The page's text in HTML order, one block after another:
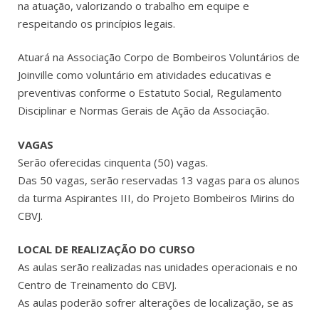
na atuação, valorizando o trabalho em equipe e
respeitando os princípios legais.
Atuará na Associação Corpo de Bombeiros Voluntários de
Joinville como voluntário em atividades educativas e
preventivas conforme o Estatuto Social, Regulamento
Disciplinar e Normas Gerais de Ação da Associação.
VAGAS
Serão oferecidas cinquenta (50) vagas.
Das 50 vagas, serão reservadas 13 vagas para os alunos
da turma Aspirantes III, do Projeto Bombeiros Mirins do
CBVJ.
LOCAL DE REALIZAÇÃO DO CURSO
As aulas serão realizadas nas unidades operacionais e no
Centro de Treinamento do CBVJ.
As aulas poderão sofrer alterações de localização, se as